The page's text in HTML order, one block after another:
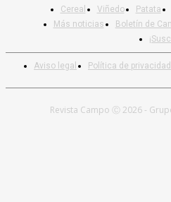
Aviso legal Política de privacidad
Cereal Viñedo Patata
Más noticias
Boletín de
Revista Campo Ⓒ 2026 -